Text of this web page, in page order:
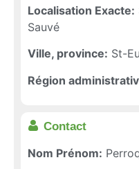
Localisation Exacte:
Sauvé
Ville, province: St-
Région
Contact
Nom Prénom: